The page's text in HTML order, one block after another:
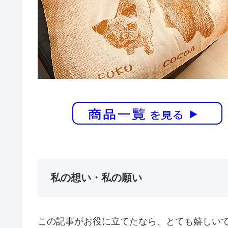
私の想い・私の願い
この記事がお役に立てたなら、とても嬉しい